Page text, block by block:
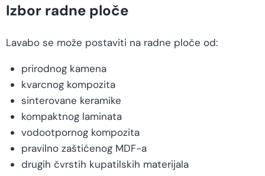
Izbor radne ploče
Lavabo se može postaviti na radne ploče od:
prirodnog kamena
kvarcnog kompozita
sinterovane keramike
kompaktnog laminata
vodootpornog kompozita
pravilno zaštićenog MDF-a
drugih čvrstih kupatilskih materijala